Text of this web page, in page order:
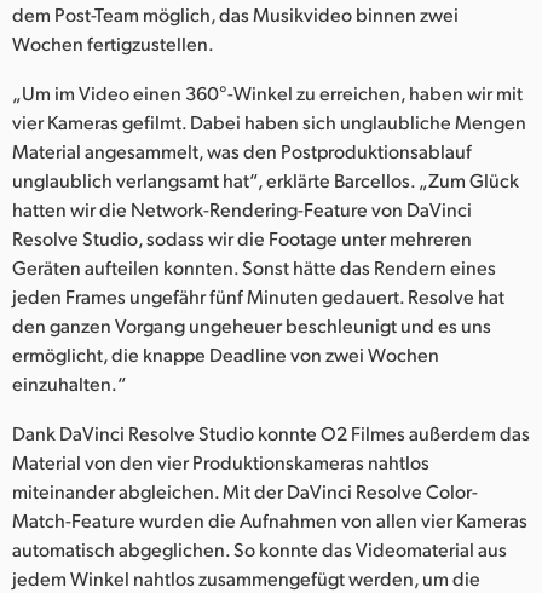
Japan
Korea
Mexico
Malaysia
Netherlands
New Zealand
Norway
Poland
Singapore
South Africa
dem Post-Team möglich, das Musikvideo binnen zwei
Wochen fertigzustellen.
„Um im Video einen 360°-Winkel zu erreichen, haben wir mit
vier Kameras gefilmt. Dabei haben sich unglaubliche Mengen
Material angesammelt, was den Postproduktionsablauf
unglaublich verlangsamt hat“, erklärte Barcellos. „Zum Glück
hatten wir die Network-Rendering-Feature von DaVinci
Resolve Studio, sodass wir die Footage unter mehreren
Geräten aufteilen konnten. Sonst hätte das Rendern eines
jeden Frames ungefähr fünf Minuten gedauert. Resolve hat
den ganzen Vorgang ungeheuer beschleunigt und es uns
ermöglicht, die knappe Deadline von zwei Wochen
einzuhalten.“
Dank DaVinci Resolve Studio konnte O2 Filmes außerdem das
Material von den vier Produktionskameras nahtlos
miteinander abgleichen. Mit der DaVinci Resolve Color-
Match-Feature wurden die Aufnahmen von allen vier Kameras
automatisch abgeglichen. So konnte das Videomaterial aus
jedem Winkel nahtlos zusammengefügt werden, um die